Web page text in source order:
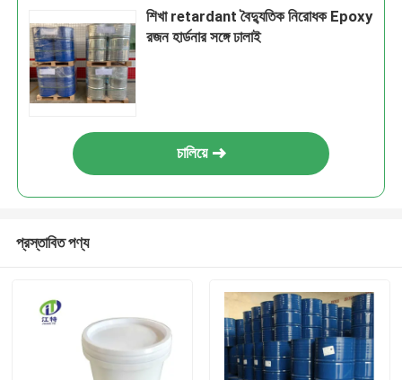
শিখা retardant বৈদ্যুতিক নিরোধক Epoxy
রজন হার্ডনার সঙ্গে ঢালাই
চালিয়ে
প্রস্তাবিত পণ্য